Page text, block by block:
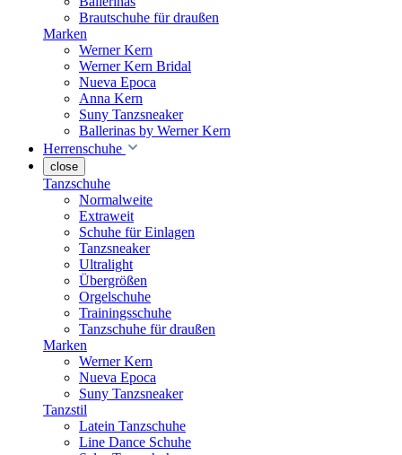
Brautschuhe für draußen
Marken
Werner Kern
Werner Kern Bridal
Nueva Epoca
Anna Kern
Suny Tanzsneaker
Ballerinas by Werner Kern
Herrenschuhe
close
Tanzschuhe
Normalweite
Extraweit
Schuhe für Einlagen
Tanzsneaker
Ultralight
Übergrößen
Orgelschuhe
Trainingsschuhe
Tanzschuhe für draußen
Marken
Werner Kern
Nueva Epoca
Suny Tanzsneaker
Tanzstil
Latein Tanzschuhe
Line Dance Schuhe